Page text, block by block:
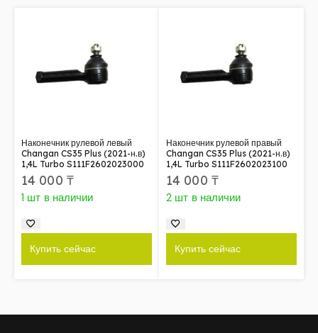
Наконечник рулевой левый
Changan CS35 Plus (2021-н.в)
1,4L Turbo S111F2602023000
14 000 ₸
1 шт в наличии
Купить сейчас
Наконечник рулевой правый
Changan CS35 Plus (2021-н.в)
1,4L Turbo S111F2602023100
14 000 ₸
2 шт в наличии
Купить сейчас